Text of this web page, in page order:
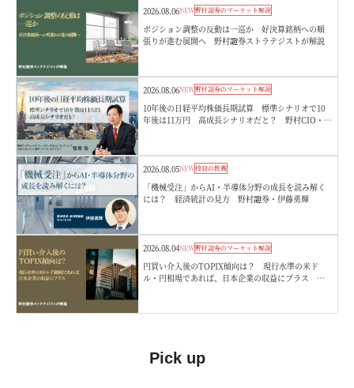
2026.08.06NEW野村證券のマーケット解説
ポジション調整の反動は一巡か 好決算銘柄への順
張りが進む展開へ 野村證券ストラテジストが解説
2026.08.06NEW野村證券のマーケット解説
10年後の日経平均株価長期試算 標準シナリオで10
年後は11万円 高成長シナリオだと？ 野村CIO・宮
2026.08.05NEW投資の教養
「機械受注」からAI・半導体分野の成長を読み解く
には？ 経済統計の見方 野村證券・伊藤勇輝
2026.08.04NEW野村證券のマーケット解説
円買い介入後のTOPIX傾向は？ 現行水準の米ド
ル・円相場であれば、日本企業の収益にプラス 野
Pick up